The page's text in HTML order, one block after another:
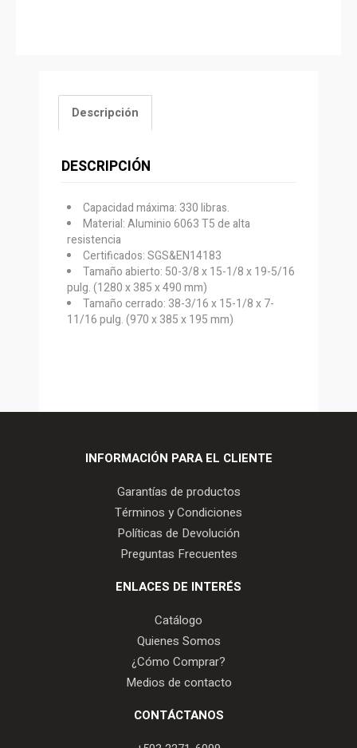
Descripción
DESCRIPCIÓN
Capacidad máxima: 330 libras.
Material: Aluminio 6063 T5 de alta
resistencia
Certificados: SGS&EN14183
Tamaño abierto: 50-3/8 x 15-1/8 x 19-5/16
pulg. (1280 x 385 x 490 mm)
Tamaño cerrado: 38-3/16 x 15-1/8 x 7-
11/16 pulg. (970 x 385 x 195 mm)
INFORMACIÓN PARA EL CLIENTE
Garantías de productos
Términos y Condiciones
Políticas de Devolución
Preguntas Frecuentes
ENLACES DE INTERÉS
Catálogo
Quienes Somos
¿Cómo Comprar?
Medios de contacto
CONTÁCTANOS